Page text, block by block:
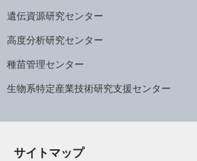
遺伝資源研究センター
高度分析研究センター
種苗管理センター
生物系特定産業技術研究支援センター
サイトマップ